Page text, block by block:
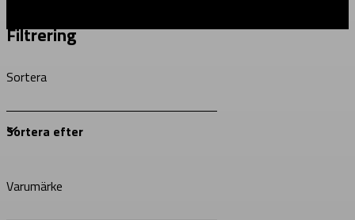
Filtrering
Sortera
Varumärke